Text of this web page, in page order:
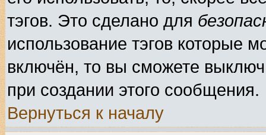
тэгов. Это сделано для
использование тэгов которые
включён, то вы сможете
при создании этого сообщения.
Вернуться к началу